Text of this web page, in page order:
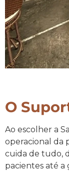
O
Ao escolher a
operacional da
cuida de tudo,
pacientes até a